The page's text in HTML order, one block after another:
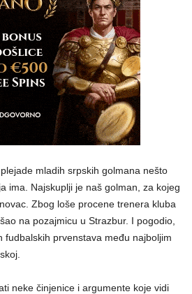
mladih srpskih golmana nešto
ima. Najskuplji je naš golman, za kojeg
Zbog loše procene trenera kluba
na pozajmicu u Strazbur. I pogodio,
fudbalskih prvenstava među najboljim
neke činjenice i argumente koje vidi